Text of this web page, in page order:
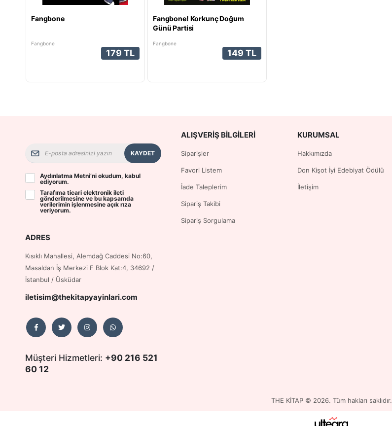
Fangbone
Fangbone
179 TL
Fangbone! Korkunç Doğum
Günü Partisi
Fangbone
149 TL
ALIŞVERIŞ BILGILERI
Siparişler
Favori Listem
İade Taleplerim
Sipariş Takibi
Sipariş Sorgulama
KURUMSAL
Hakkımızda
Don Kişot İyi Edebiyat Ödülü
İletişim
KAYDET
Aydınlatma Metni’ni okudum, kabul
ediyorum.
Tarafıma ticari elektronik ileti
gönderilmesine ve bu kapsamda
verilerimin işlenmesineaçık rıza
veriyorum.
ADRES
Kısıklı Mahallesi, Alemdağ Caddesi No:60,
Masaldan İş Merkezi F Blok Kat:4, 34692 /
İstanbul / Üsküdar
iletisim@thekitapyayinlari.com
Müşteri Hizmetleri: +90 216 521
60 12
THE KİTAP © 2026. Tüm hakları saklıdır.